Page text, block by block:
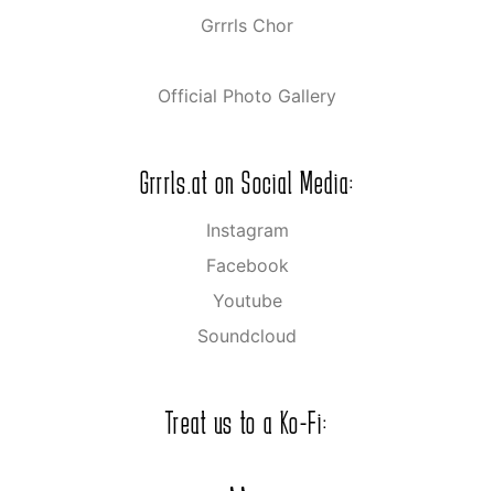
Grrrls Chor
Official Photo Gallery
Grrrls.at on Social Media:
Instagram
Facebook
Youtube
Soundcloud
Treat us to a Ko-Fi: